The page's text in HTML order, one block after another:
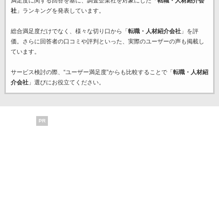
社」ランキングを発表しています。
総合満足度だけでなく、様々な切り口から「 転職・人材紹介会社」を評
価。さらに回答者の口コミや評判といった、実際のユーザーの声も掲載し
ています。
サービス検討の際、“ユーザー満足度”からも比較することで「 転職・人材紹
介会社」選びにお役立てください。
PR